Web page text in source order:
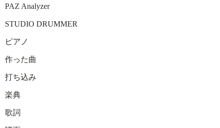
PAZ Analyzer
STUDIO DRUMMER
ピアノ
作った曲
打ち込み
楽典
歌詞